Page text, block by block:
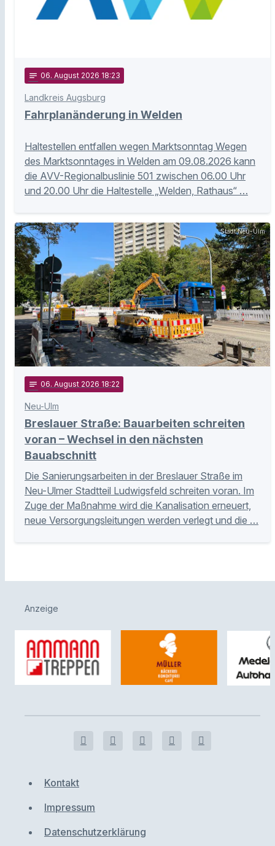
notes 06. August 2026 18:23
Landkreis Augsburg
Fahrplanänderung in Welden
Haltestellen entfallen wegen Marktsonntag Wegen
des Marktsonntages in Welden am 09.08.2026 kann
die AVV-Regionalbuslinie 501 zwischen 06.00 Uhr
und 20.00 Uhr die Haltestelle „Welden, Rathaus“ …
Stadt Neu-Ulm
notes 06. August 2026 18:22
Neu-Ulm
Breslauer Straße: Bauarbeiten schreiten
voran – Wechsel in den nächsten
Bauabschnitt
Die Sanierungsarbeiten in der Breslauer Straße im
Neu-Ulmer Stadtteil Ludwigsfeld schreiten voran. Im
Zuge der Maßnahme wird die Kanalisation erneuert,
neue Versorgungsleitungen werden verlegt und die …
Anzeige
Kontakt
Impressum
Datenschutzerklärung